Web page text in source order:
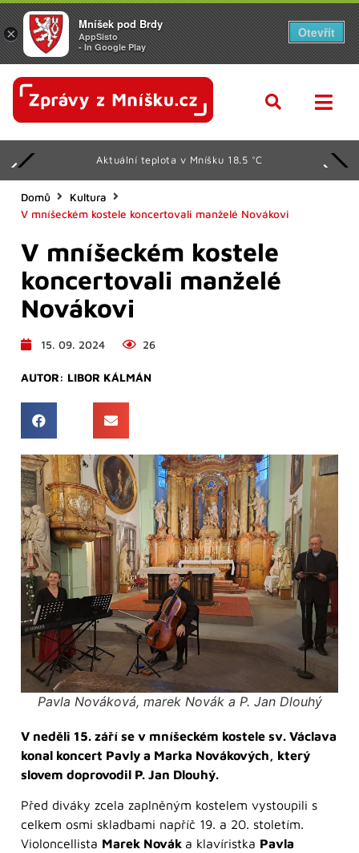
Aktuální teplota v Mníšku 18.5 °C
Domů
Kultura
V mníšeckém kostele koncertovali manželé Novákovi
V mníšeckém kostele
koncertovali manželé
Novákovi
15. 09. 2024 26
AUTOR: LIBOR KÁLMÁN
Pavla Nováková, marek Novák a P. Jan Dlouhý
V neděli 15. září se v mníšeckém kostele sv. Václava
konal koncert Pavly a Marka Novákových, který
slovem doprovodil P. Jan Dlouhý.
Před diváky zcela zaplněným kostelem vystoupili s
celkem osmi skladbami napříč 19. a 20. stoletím.
Violoncellista Marek Novák a klavíristka Pavla
×
Mníšek pod Brdy
AppSisto
- In Google Play
Otevřít